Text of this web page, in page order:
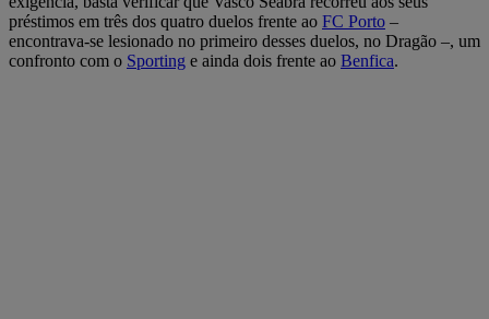
préstimos em três dos quatro duelos frente ao FC Porto –
encontrava-se lesionado no primeiro desses duelos, no Dragão –, um
confronto com o Sporting e ainda dois frente ao Benfica.